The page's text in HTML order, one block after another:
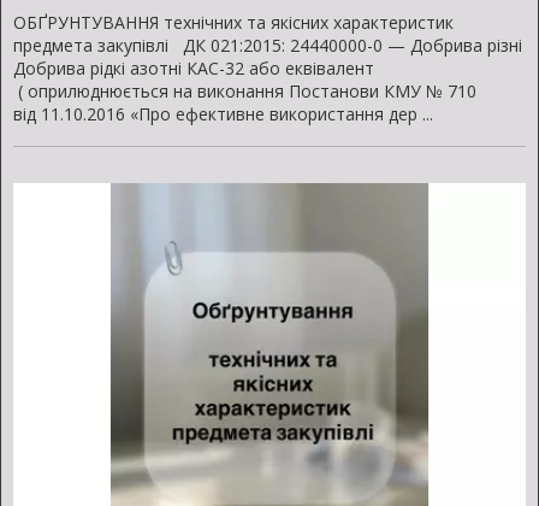
ОБҐРУНТУВАННЯ технічних та якісних характеристик
предмета закупівлі ДК 021:2015: 24440000-0 — Добрива різні
Добрива рідкі азотні КАС-32 або еквівалент
( оприлюднюється на виконання Постанови КМУ № 710
від 11.10.2016 «Про ефективне використання дер ...